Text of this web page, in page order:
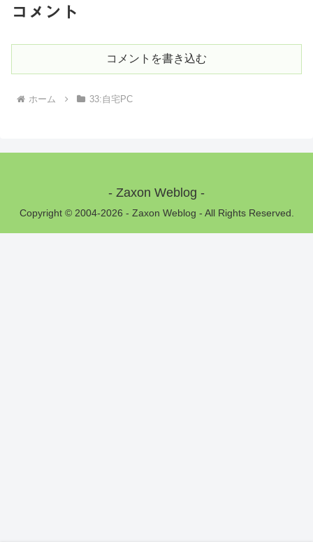
コメント
コメントを書き込む
ホーム 33:自宅PC
- Zaxon Weblog -
Copyright © 2004-2026 - Zaxon Weblog - All Rights Reserved.